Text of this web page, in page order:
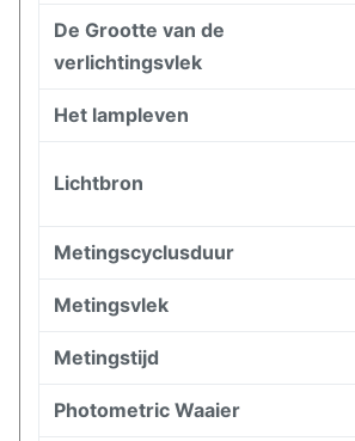
De Grootte van de
verlichtingsvlek
Het lampleven
Lichtbron
Metingscyclusduur
Metingsvlek
Metingstijd
Photometric Waaier